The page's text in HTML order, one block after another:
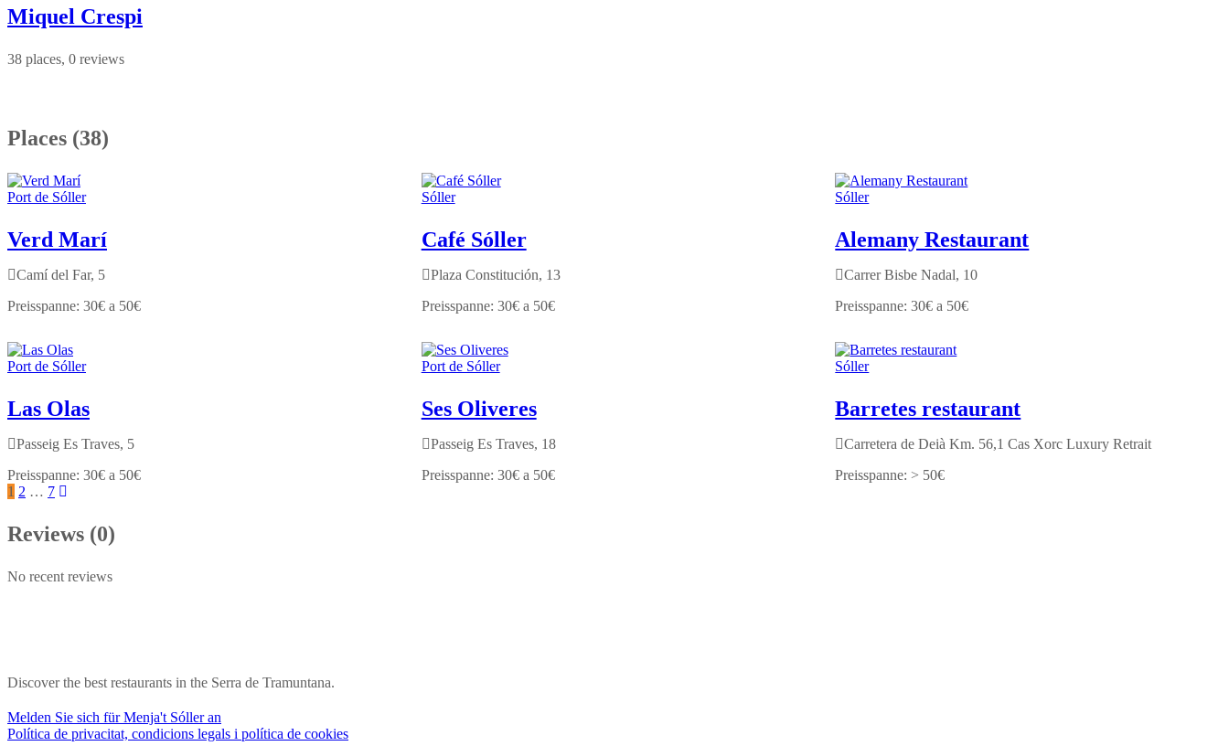
Miquel Crespi
38 places, 0 reviews
Places (38)
Port de Sóller
Verd Marí
Camí del Far, 5
30€ a 50€
Sóller
Café Sóller
Plaza Constitución, 13
30€ a 50€
Sóller
Alemany Restaurant
Carrer Bisbe Nadal, 10
30€ a 50€
Port de Sóller
Las Olas
Passeig Es Traves, 5
30€ a 50€
Port de Sóller
Ses Oliveres
Passeig Es Traves, 18
30€ a 50€
Sóller
Barretes restaurant
Carretera de Deià Km. 56,1 Cas Xorc Luxury Retrait
> 50€
1 2 … 7
Reviews (0)
No recent reviews
Discover the best restaurants in the Serra de Tramuntana.
Melden Sie sich für Menja't Sóller an
Política de privacitat, condicions legals i política de cookies